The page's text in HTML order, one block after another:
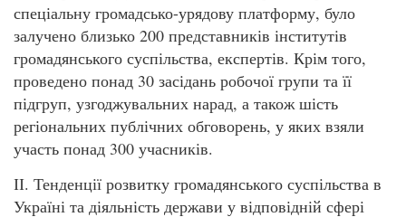
спеціальну громадсько-урядову платформу, було
залучено близько 200 представників інститутів
громадянського суспільства, експертів. Крім того,
проведено понад 30 засідань робочої групи та її
підгруп, узгоджувальних нарад, а також шість
регіональних публічних обговорень, у яких взяли
участь понад 300 учасників.
ІІ. Тенденції розвитку громадянського суспільства в
Україні та діяльність держави у відповідній сфері